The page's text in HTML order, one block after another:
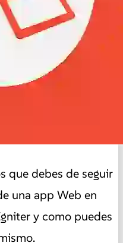
que debes de seguir
una app Web en
y como puedes